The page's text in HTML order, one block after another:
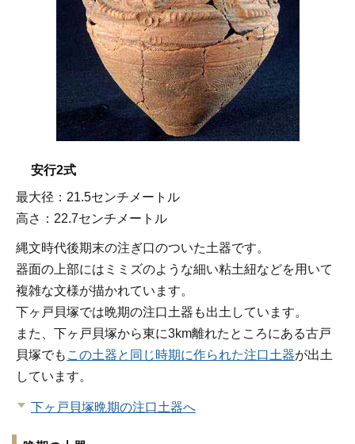
安行2式
最大径：21.5センチメートル
高さ：22.7センチメートル
縄文時代後期末の注ぎ口のついた土器です。
器面の上部にはミミズのような細い粘土紐などを用いて
複雑な文様が描かれています。
下ヶ戸貝塚では晩期の注口土器も出土しています。
また、下ヶ戸貝塚から東に3km離れたところにある古戸
貝塚でも この土器と同じ時期に作られた注口土器が出土
しています。
下ヶ戸貝塚晩期の注口土器へ